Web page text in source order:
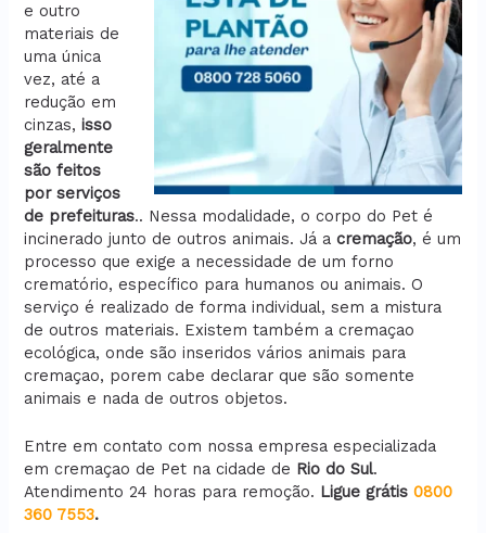
e outro
materiais de
uma única
vez, até a
redução em
cinzas,isso
geralmente
são feitos
por serviços
de prefeituras.. Nessa modalidade, o corpo do Pet é
incinerado junto de outros animais. Já acremação, é um
processo que exige a necessidade de um forno
crematório, específico para humanos ou animais. O
serviço é realizado de forma individual, sem a mistura
de outros materiais. Existem também a cremaçao
ecológica, onde são inseridos vários animais para
cremaçao, porem cabe declarar que são somente
animais e nada de outros objetos.
Entre em contato com nossa empresa especializada
em cremaçao de Pet na cidade de Rio do Sul.
Atendimento 24 horas para remoção. Ligue grátis0800
360 7553.